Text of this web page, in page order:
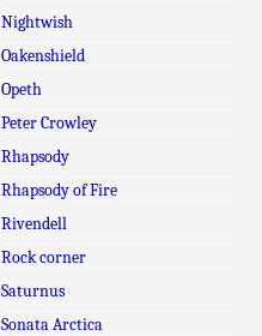
Nightwish
Oakenshield
Opeth
Peter Crowley
Rhapsody
Rhapsody of Fire
Rivendell
Rock corner
Saturnus
Sonata Arctica